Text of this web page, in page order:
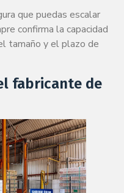
que puedas escalar
confirma la capacidad
tamaño y el plazo de
fabricante de